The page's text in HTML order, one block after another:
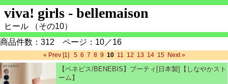
viva! girls - bellemaison
ヒール （その10）
商品件数：312 ページ：10／16
« Prev [1] 5 6 7 8 9 10 11 12 13 14 15 Next »
【ベネビス/BENEBIS】ブーティ[日本製]【しなやかスト
ーム】